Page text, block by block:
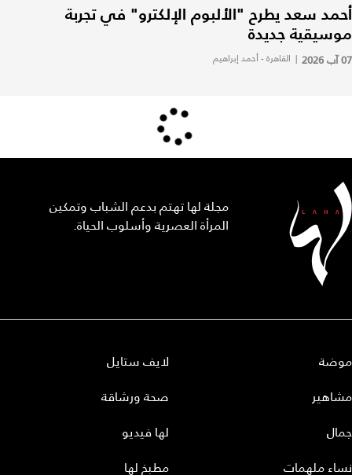
أحمد سعد يطرح "الألبوم الإلكترو" في تجربة
موسيقية جديدة
07 آب 2026 | القاهرة - أحمد إبراهيم
مجلة لها تهتم بدعم الشباب وتمكين
المرأة العصرية وأسلوب الحياة.
موضة
مشاهير
جمال
نساء ملهمات
لايف ستايل
صحة ورشاقة
لها فيديو
مطبخ لها